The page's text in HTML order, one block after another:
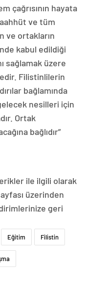
çağrısının hayata
ve tüm
ve ortakların
kabul edildiği
sağlamak üzere
Filistinlilerin
bağlamında
nesilleri için
Ortak
bağlıdır”
ile ilgili olarak
üzerinden
geri
Eğitim Filistin